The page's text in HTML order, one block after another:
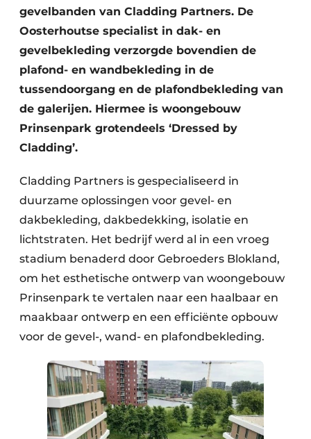
gevelbanden van Cladding Partners. De
Oosterhoutse specialist in dak- en
gevelbekleding verzorgde bovendien de
plafond- en wandbekleding in de
tussendoorgang en de plafondbekleding van
de galerijen. Hiermee is woongebouw
Prinsenpark grotendeels ‘Dressed by
Cladding’.
Cladding Partners is gespecialiseerd in
duurzame oplossingen voor gevel- en
dakbekleding, dakbedekking, isolatie en
lichtstraten. Het bedrijf werd al in een vroeg
stadium benaderd door Gebroeders Blokland,
om het esthetische ontwerp van woongebouw
Prinsenpark te vertalen naar een haalbaar en
maakbaar ontwerp en een efficiënte opbouw
voor de gevel-, wand- en plafondbekleding.